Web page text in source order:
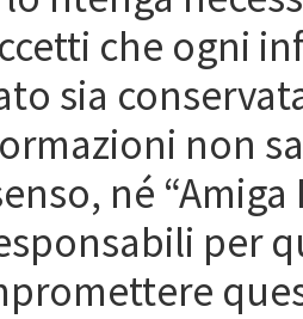
che ogni
sia
non
né
per